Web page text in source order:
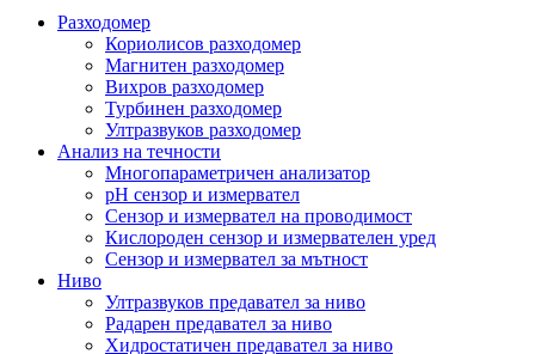
Разходомер
Кориолисов разходомер
Магнитен разходомер
Вихров разходомер
Турбинен разходомер
Ултразвуков разходомер
Анализ на течности
Многопараметричен анализатор
pH сензор и измервател
Сензор и измервател на проводимост
Кислороден сензор и измервателен уред
Сензор и измервател за мътност
Ниво
Ултразвуков предавател за ниво
Радарен предавател за ниво
Хидростатичен предавател за ниво